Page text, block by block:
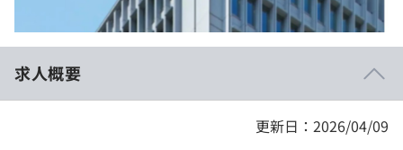
学校向けプラン
契約内容・クーポン
求人概要
更新日：2026/04/09